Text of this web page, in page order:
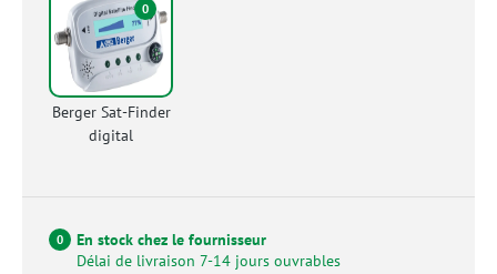
0
Berger Sat-Finder
digital
0
En stock chez le fournisseur
Délai de livraison 7-14 jours ouvrables